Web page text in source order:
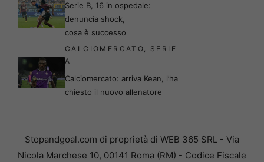
Serie B, 16 in ospedale:
denuncia shock,
cosa è successo
CALCIOMERCATO, SERIE
A
Calciomercato: arriva Kean, l’ha
chiesto il nuovo allenatore
Stopandgoal.com di proprietà di WEB 365 SRL - Via
Nicola Marchese 10, 00141 Roma (RM) - Codice Fiscale